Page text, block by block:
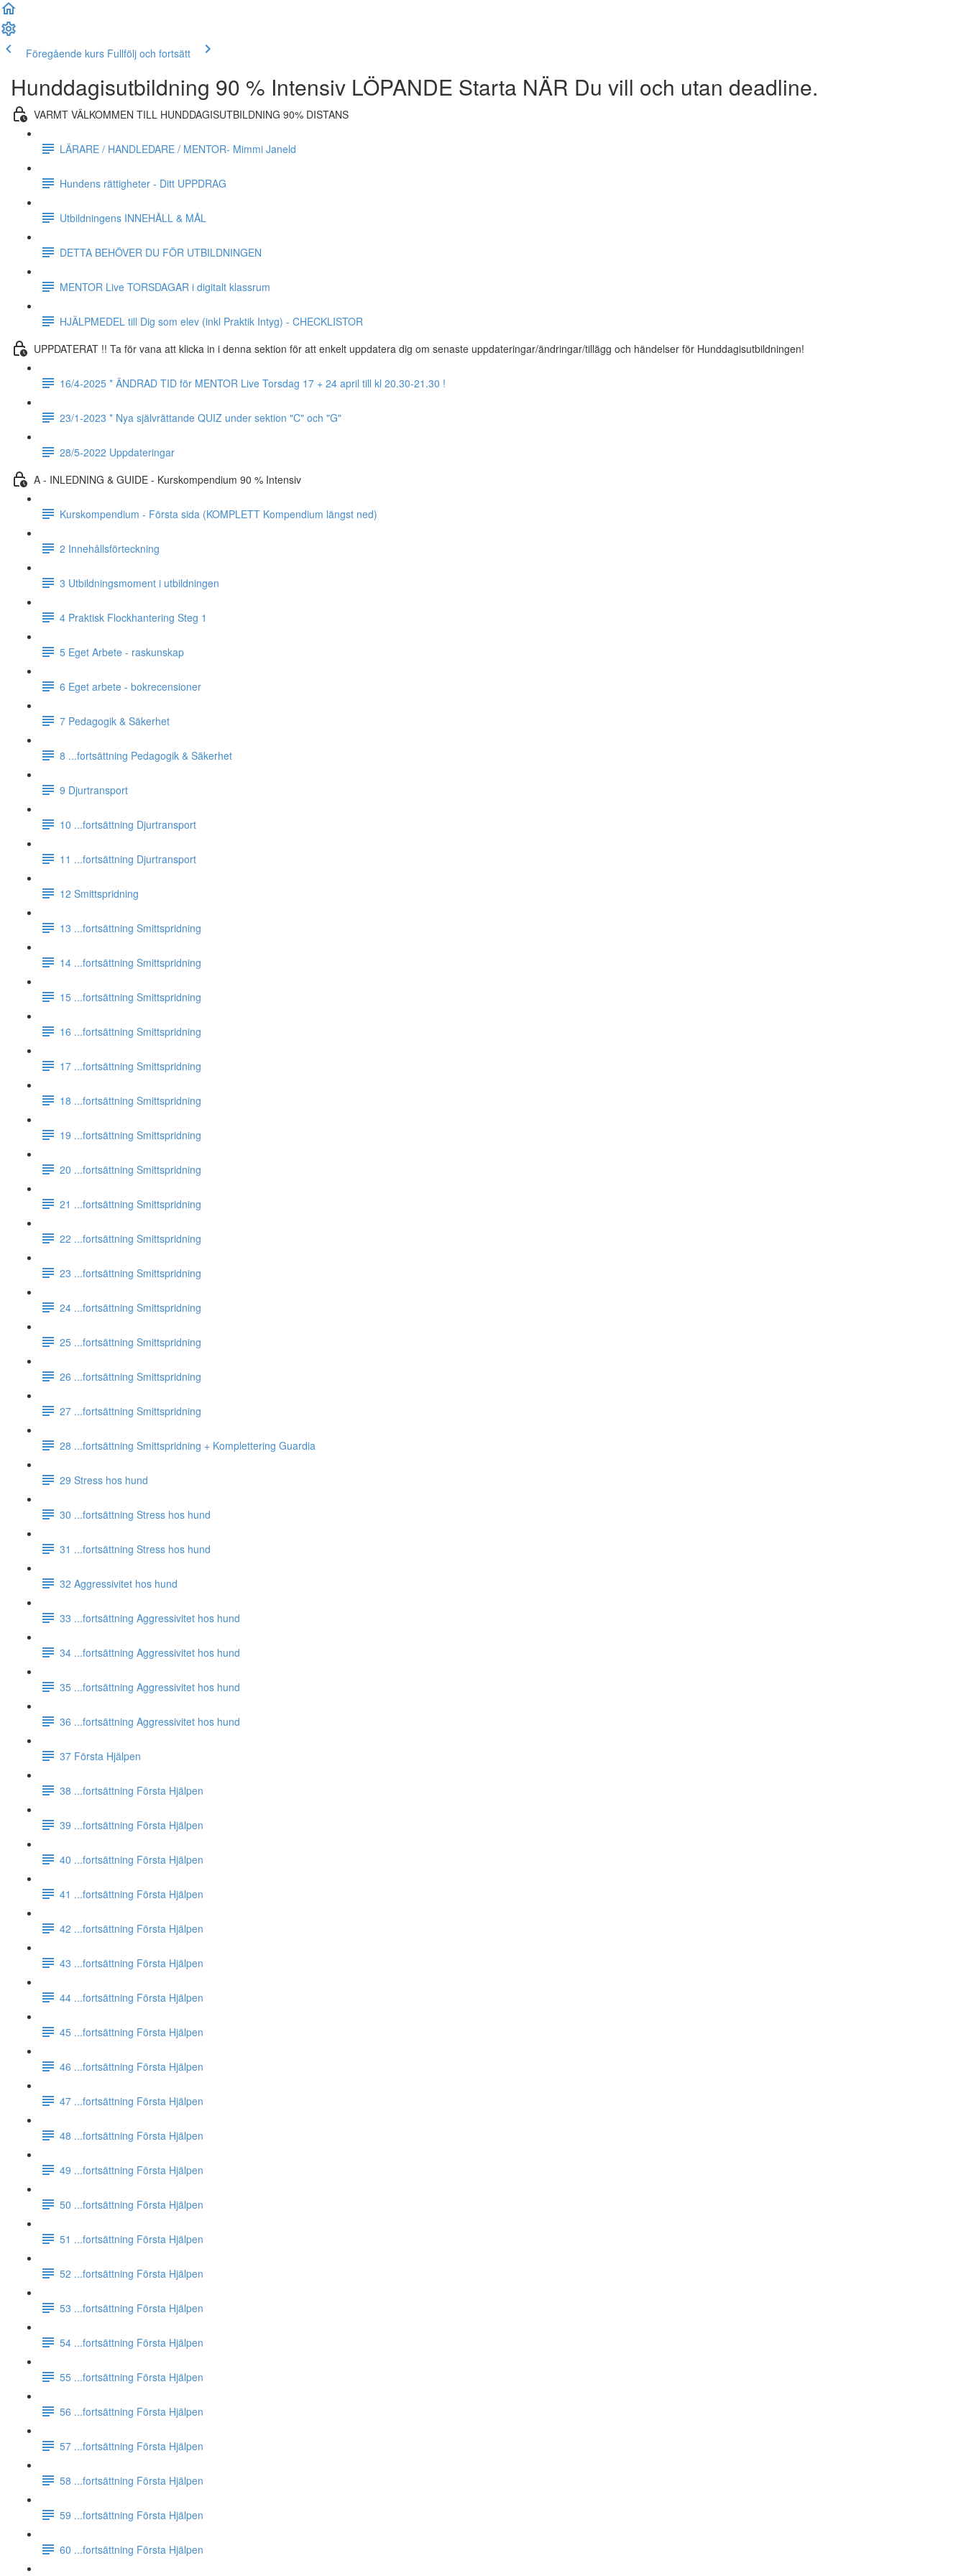
Föregående kurs Fullfölj och fortsätt
Hunddagisutbildning 90 % Intensiv LÖPANDE Starta NÄR Du vill och utan deadline.
VARMT VÄLKOMMEN TILL HUNDDAGISUTBILDNING 90% DISTANS
LÄRARE / HANDLEDARE / MENTOR- Mimmi Janeld
Hundens rättigheter - Ditt UPPDRAG
Utbildningens INNEHÅLL & MÅL
DETTA BEHÖVER DU FÖR UTBILDNINGEN
MENTOR Live TORSDAGAR i digitalt klassrum
HJÄLPMEDEL till Dig som elev (inkl Praktik Intyg) - CHECKLISTOR
UPPDATERAT !! Ta för vana att klicka in i denna sektion för att enkelt uppdatera dig om senaste uppdateringar/ändringar/tillägg och händelser för Hunddagisutbildningen!
16/4-2025 * ÄNDRAD TID för MENTOR Live Torsdag 17 + 24 april till kl 20.30-21.30 !
23/1-2023 * Nya självrättande QUIZ under sektion "C" och "G"
28/5-2022 Uppdateringar
A - INLEDNING & GUIDE - Kurskompendium 90 % Intensiv
Kurskompendium - Första sida (KOMPLETT Kompendium längst ned)
2 Innehållsförteckning
3 Utbildningsmoment i utbildningen
4 Praktisk Flockhantering Steg 1
5 Eget Arbete - raskunskap
6 Eget arbete - bokrecensioner
7 Pedagogik & Säkerhet
8 ...fortsättning Pedagogik & Säkerhet
9 Djurtransport
10 ...fortsättning Djurtransport
11 ...fortsättning Djurtransport
12 Smittspridning
13 ...fortsättning Smittspridning
14 ...fortsättning Smittspridning
15 ...fortsättning Smittspridning
16 ...fortsättning Smittspridning
17 ...fortsättning Smittspridning
18 ...fortsättning Smittspridning
19 ...fortsättning Smittspridning
20 ...fortsättning Smittspridning
21 ...fortsättning Smittspridning
22 ...fortsättning Smittspridning
23 ...fortsättning Smittspridning
24 ...fortsättning Smittspridning
25 ...fortsättning Smittspridning
26 ...fortsättning Smittspridning
27 ...fortsättning Smittspridning
28 ...fortsättning Smittspridning + Komplettering Guardia
29 Stress hos hund
30 ...fortsättning Stress hos hund
31 ...fortsättning Stress hos hund
32 Aggressivitet hos hund
33 ...fortsättning Aggressivitet hos hund
34 ...fortsättning Aggressivitet hos hund
35 ...fortsättning Aggressivitet hos hund
36 ...fortsättning Aggressivitet hos hund
37 Första Hjälpen
38 ...fortsättning Första Hjälpen
39 ...fortsättning Första Hjälpen
40 ...fortsättning Första Hjälpen
41 ...fortsättning Första Hjälpen
42 ...fortsättning Första Hjälpen
43 ...fortsättning Första Hjälpen
44 ...fortsättning Första Hjälpen
45 ...fortsättning Första Hjälpen
46 ...fortsättning Första Hjälpen
47 ...fortsättning Första Hjälpen
48 ...fortsättning Första Hjälpen
49 ...fortsättning Första Hjälpen
50 ...fortsättning Första Hjälpen
51 ...fortsättning Första Hjälpen
52 ...fortsättning Första Hjälpen
53 ...fortsättning Första Hjälpen
54 ...fortsättning Första Hjälpen
55 ...fortsättning Första Hjälpen
56 ...fortsättning Första Hjälpen
57 ...fortsättning Första Hjälpen
58 ...fortsättning Första Hjälpen
59 ...fortsättning Första Hjälpen
60 ...fortsättning Första Hjälpen